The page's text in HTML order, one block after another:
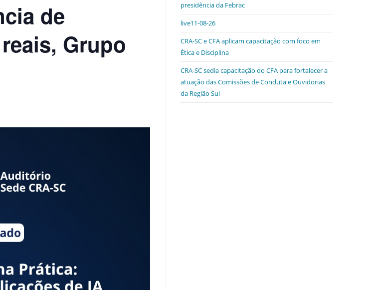
de
Grupo
presidência da Febrac
live11-08-26
CRA-SC e CFA aplicam capacitação com foco em
Ética e Disciplina
CRA-SC sedia capacitação do CFA para fortalecer a
atuação das Comissões de Conduta e Ouvidorias
da Região Sul